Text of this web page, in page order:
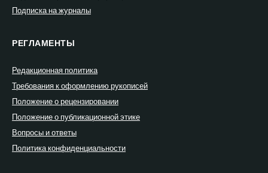
Подписка на журналы
РЕГЛАМЕНТЫ
Редакционная политика
Требования к оформлению рукописей
Положение о рецензировании
Положение о публикационной этике
Вопросы и ответы
Политика конфиденциальности